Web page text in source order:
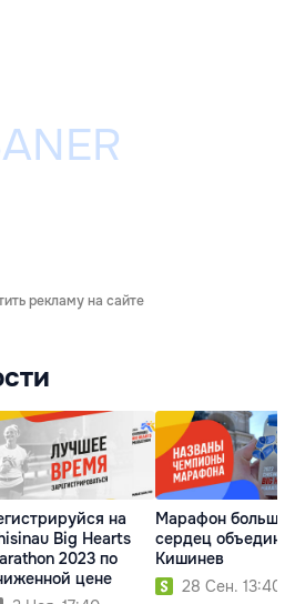
рекламу на сайте
на
Big Hearts
2023 по
цене
Марафон больших
сердец
Кишинев
28 Сен. 13:40